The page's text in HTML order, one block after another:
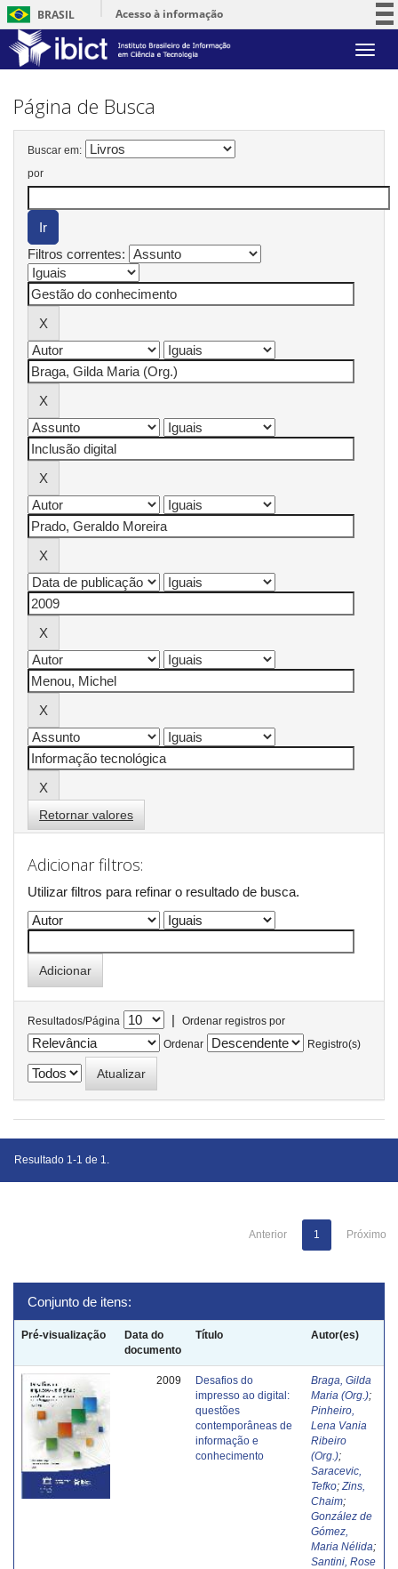
BRASIL
Acesso à informação
Serviços
Skip
Página de Busca
Buscar em:
por
Filtros correntes:
Retornar valores
Adicionar filtros:
Utilizar filtros para refinar o resultado de busca.
Resultados/Página |
Ordenar registros por
Ordenar
Registro(s)
Resultado 1-1 de 1.
Anterior 1 Próximo
Conjunto de itens:
Pré-visualização
Data do
documento
Título Autor(es)
2009
Desafios do
impresso ao digital:
questões
contemporâneas de
informação e
conhecimento
Braga, Gilda
Maria (Org.);
Pinheiro,
Lena Vania
Ribeiro
(Org.);
Saracevic,
Tefko; Zins,
Chaim;
González de
Gómez,
Maria Nélida;
Santini, Rose